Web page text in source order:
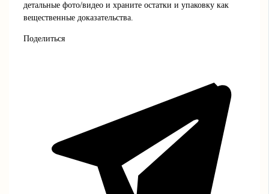
детальные фото/видео и храните остатки и упаковку как
вещественные доказательства.
Поделиться